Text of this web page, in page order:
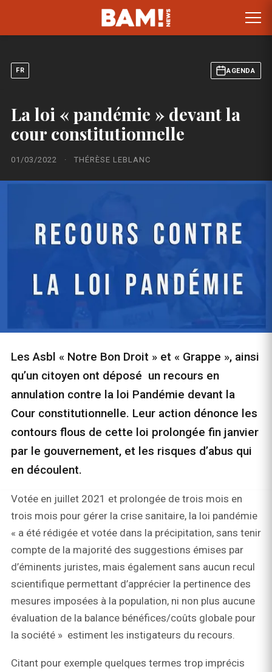
FR AGENDA
La loi « pandémie » devant la
cour constitutionnelle
01/03/2022 · THÉRÈSE LEBLANC
Les Asbl « Notre Bon Droit » et « Grappe », ainsi
qu’un citoyen ont déposé un recours en
annulation contre la loi Pandémie devant la
Cour constitutionnelle. Leur action dénonce les
contours flous de cette loi prolongée fin janvier
par le gouvernement, et les risques d’abus qui
en découlent.
Votée en juillet 2021 et prolongée de trois mois en
trois mois pour gérer la crise sanitaire, la loi pandémie
« a été rédigée et votée dans la précipitation, sans tenir
compte de la majorité des suggestions émises par
d’éminents juristes, mais également sans aucun recul
scientifique permettant d’apprécier la pertinence des
mesures imposées à la population, ni non plus aucune
évaluation de la balance bénéfices/coûts globale pour
la société » estiment les instigateurs du recours.
Citant pour exemple quelques termes trop imprécis